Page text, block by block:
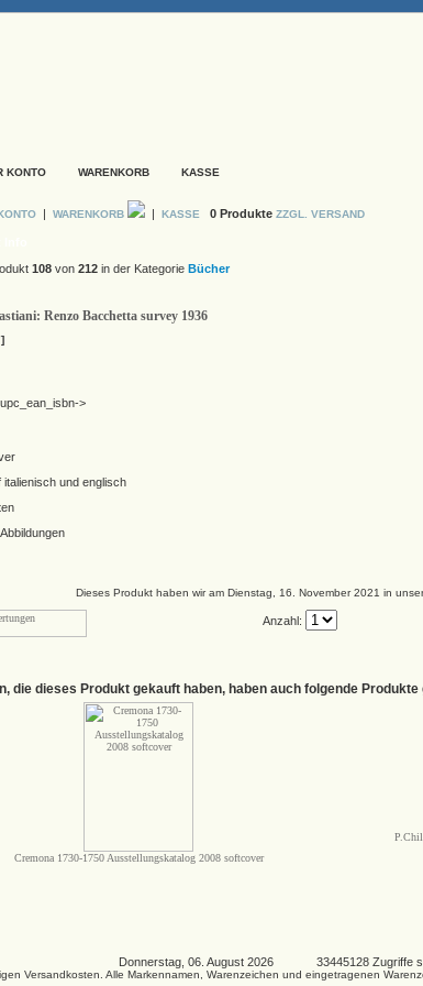
KONTO WARENKORB KASSE
| WARENKORB | KASSE 0 Produkte ZZGL. VERSAND
108 von 212 in der Kategorie Bücher
Renzo Bacchetta survey 1936
>
italienisch und englisch
Dieses Produkt haben wir am Dienstag, 16. November 2021 in
Anzahl:
die dieses Produkt gekauft haben, haben auch folgende Produkte
Cremona 1730-1750 Ausstellungskatalog 2008 softcover
Donnerstag, 06. August 2026 33445128 Zugriffe
Versandkosten. Alle Markennamen, Warenzeichen und eingetragenen